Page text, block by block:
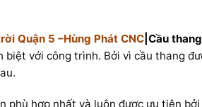
Quận 5 –Hùng Phát CNC |Cầu
biệt với công trình. Bởi vì cầu thang
phù hợp nhất và luôn được ưu tiên